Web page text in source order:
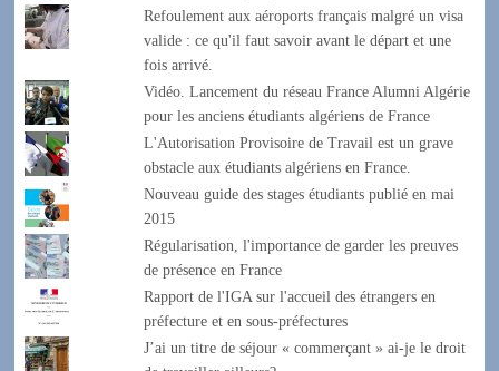
Refoulement aux aéroports français malgré un visa
valide : ce qu'il faut savoir avant le départ et une
fois arrivé.
Vidéo. Lancement du réseau France Alumni Algérie
pour les anciens étudiants algériens de France
L'Autorisation Provisoire de Travail est un grave
obstacle aux étudiants algériens en France.
Nouveau guide des stages étudiants publié en mai
2015
Régularisation, l'importance de garder les preuves
de présence en France
Rapport de l'IGA sur l'accueil des étrangers en
préfecture et en sous-préfectures
J’ai un titre de séjour « commerçant » ai-je le droit